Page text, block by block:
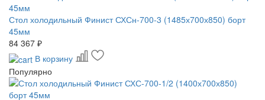
Стол холодильный Финист СХСн-700-3 (1485х700х850) борт
45мм
84 367 ₽
В корзину
Популярно